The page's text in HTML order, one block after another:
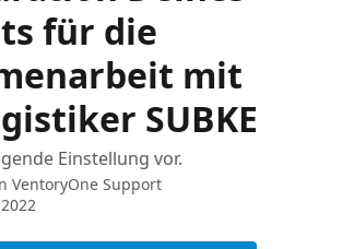
für die
mit
SUBKE
Einstellung vor.
VentoryOne Support